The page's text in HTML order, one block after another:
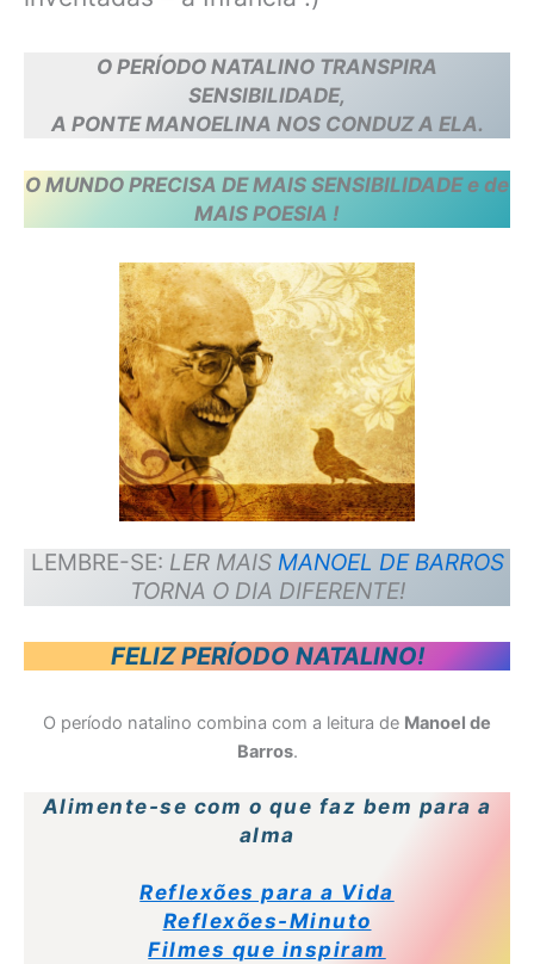
O PERÍODO NATALINO TRANSPIRA
SENSIBILIDADE,
A PONTE MANOELINA NOS CONDUZ A ELA.
O MUNDO PRECISA DE MAIS SENSIBILIDADE e de
MAIS POESIA !
LEMBRE-SE: LER MAIS MANOEL DE BARROS
TORNA O DIA DIFERENTE!
FELIZ PERÍODO NATALINO!
O período natalino combina com a leitura de Manoel de
Barros.
Alimente-se com o que faz bem para a
alma
Reflexões para a Vida
Reflexões-Minuto
Filmes que inspiram